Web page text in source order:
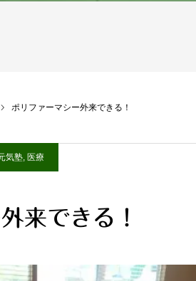
ポリファーマシー外来できる！
気塾, 医療
来できる！